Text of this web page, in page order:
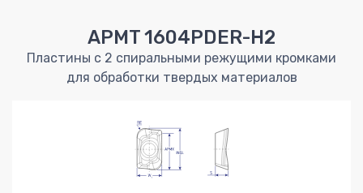
APMT 1604PDER-H2
Пластины с 2 спиральными режущими кромками
для обработки твердых материалов